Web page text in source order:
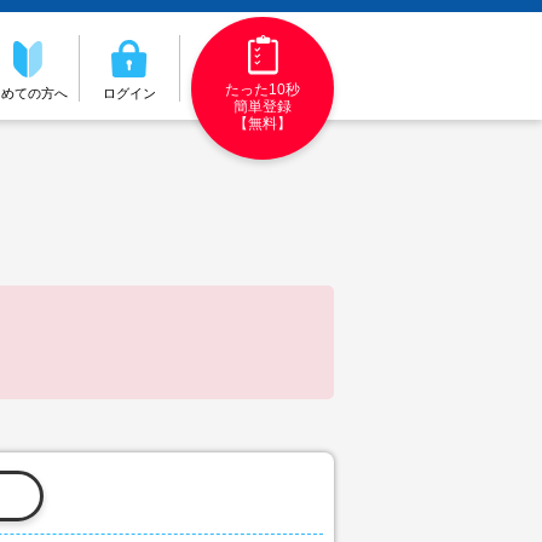
ての方へ ログイン
たった10秒
簡単登録
【無料】